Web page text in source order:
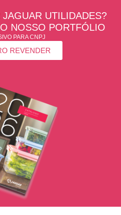
UTILIDADES?
NOSSO PORTFÓLIO
PARA CNPJ
REVENDER